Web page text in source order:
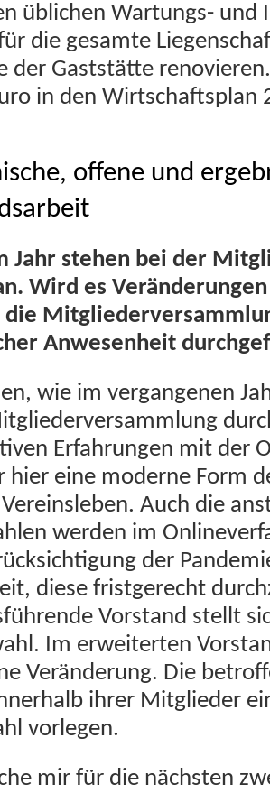
üblichen Wartungs-
die gesamte
der Gast­stätte
in den Wirtschaft­s­plan
offene und
Jahr ste­hen bei der
Wird es
die
Anwe­sen­heit
wie im ver­gan­genen
Erfahrun­gen mit der
hier eine mod­erne Form
Auch die
wer­den im
der
diese frist­gerecht
Vor­stand stellt
Im erweit­erten
Verän­derung. Die
ihrer Mit­glieder
vorlegen.
mir für die näch­sten